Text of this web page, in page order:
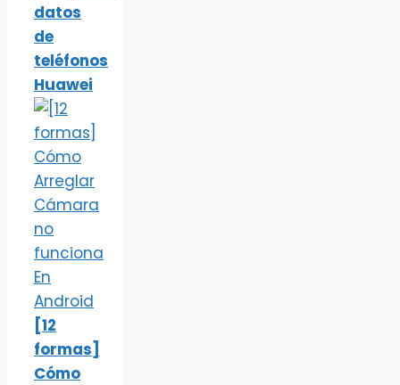
datos
de
teléfonos
Huawei
[12
formas]
Cómo